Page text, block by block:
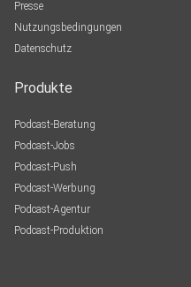
Presse
Nutzungsbedingungen
Datenschutz
Produkte
Podcast-Beratung
Podcast-Jobs
Podcast-Push
Podcast-Werbung
Podcast-Agentur
Podcast-Produktion